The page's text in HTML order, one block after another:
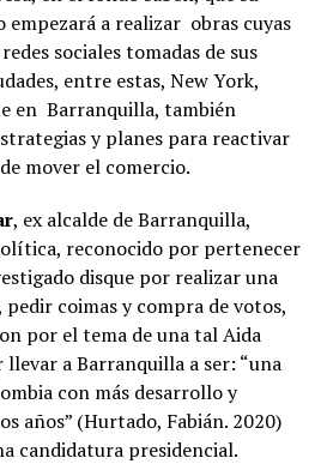
empezará a realizar obras cuyas
sociales tomadas de sus
entre estas, New York,
en Barranquilla, también
y planes para reactivar
mover el comercio.
, ex alcalde de Barranquilla,
reconocido por pertenecer
disque por realizar una
coimas y compra de votos,
por el tema de una tal Aida
a Barranquilla a ser: “una
con más desarrollo y
años” (Hurtado, Fabián. 2020)
candidatura presidencial.